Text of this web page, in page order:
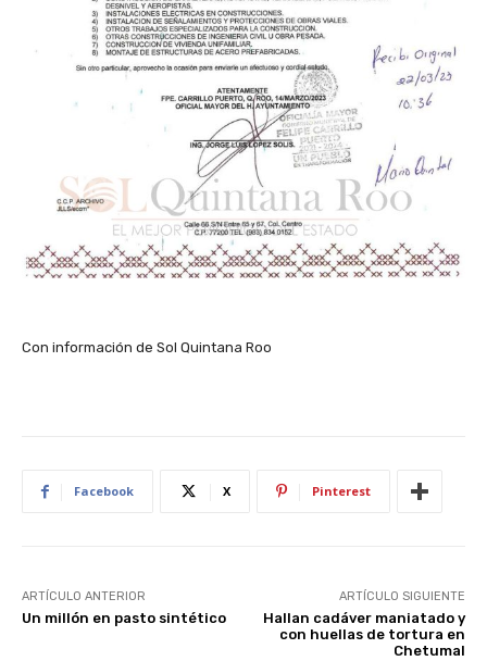
Con información de Sol Quintana Roo
Facebook X Pinterest
ARTÍCULO ANTERIOR
Un millón en pasto sintético
ARTÍCULO SIGUIENTE
Hallan cadáver maniatado y
con huellas de tortura en
Chetumal